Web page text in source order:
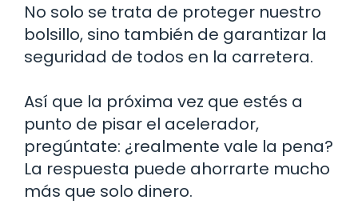
No solo se trata de proteger nuestro
bolsillo, sino también de garantizar la
seguridad de todos en la carretera.
Así que la próxima vez que estés a
punto de pisar el acelerador,
pregúntate: ¿realmente vale la pena?
La respuesta puede ahorrarte mucho
más que solo dinero.